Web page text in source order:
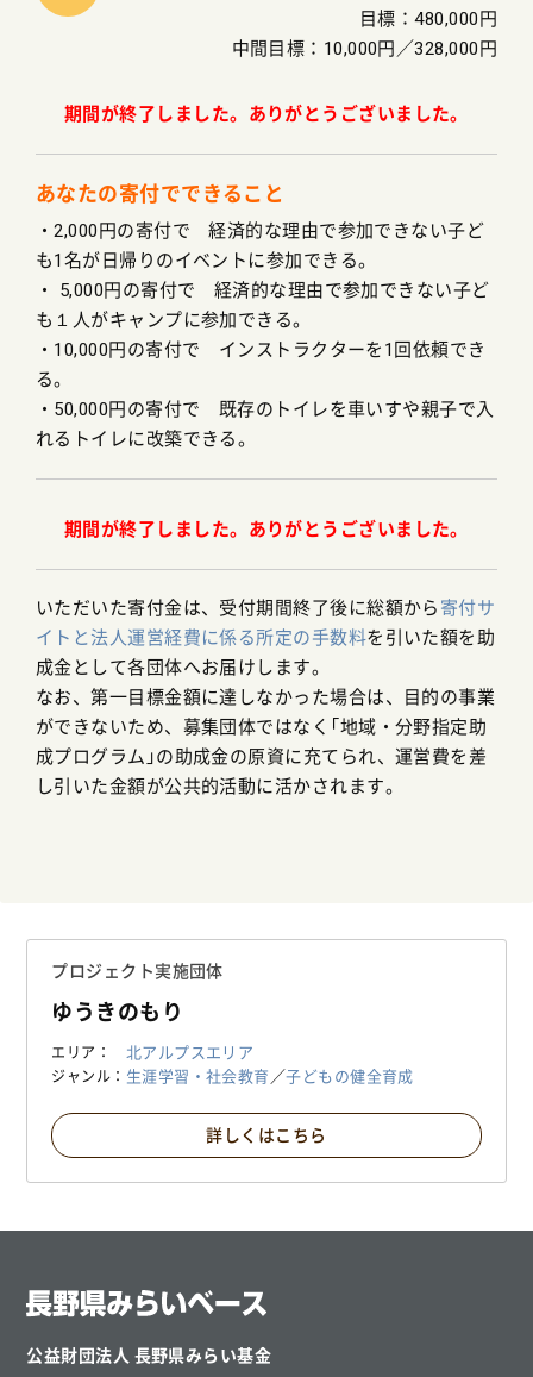
目標：480,000円
中間目標：10,000円／328,000円
期間が終了しました。ありがとうございました。
あなたの寄付でできること
・2,000円の寄付で 経済的な理由で参加できない子ど
も1名が日帰りのイベントに参加できる。
・ 5,000円の寄付で 経済的な理由で参加できない子ど
も１人がキャンプに参加できる。
・10,000円の寄付で インストラクターを1回依頼でき
る。
・50,000円の寄付で 既存のトイレを車いすや親子で入
れるトイレに改築できる。
期間が終了しました。ありがとうございました。
いただいた寄付金は、受付期間終了後に総額から 寄付サ
イトと法人運営経費に係る所定の手数料を引いた額を助
成金として各団体へお届けします。
なお、第一目標金額に達しなかった場合は、目的の事業
ができないため、募集団体ではなく「地域・分野指定助
成プログラム」の助成金の原資に充てられ、運営費を差
し引いた金額が公共的活動に活かされます。
プロジェクト実施団体
ゆうきのもり
エリア 北アルプスエリア
ジャンル 生涯学習・社会教育 ／子どもの健全育成
詳しくはこちら
公益財団法人 長野県みらい基金